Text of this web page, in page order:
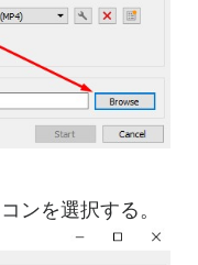
ンを選択する。